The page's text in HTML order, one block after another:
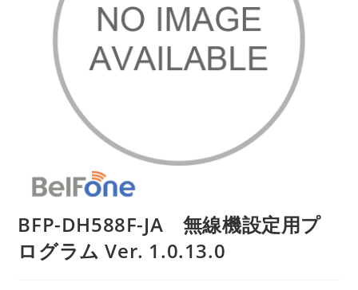
BFP-DH588F-JA 無線機設定用プ
ログラム Ver. 1.0.13.0